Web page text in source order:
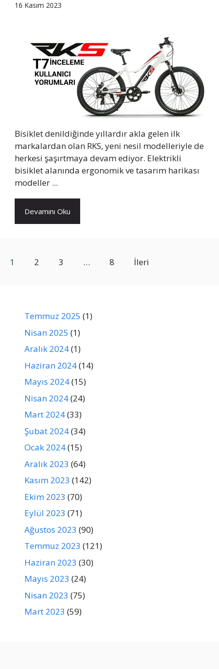
16 Kasım 2023
Bisiklet denildiğinde yıllardır akla gelen ilk
markalardan olan RKS, yeni nesil modelleriyle de
herkesi şaşırtmaya devam ediyor. Elektrikli
bisiklet alanında ergonomik ve tasarım harikası
modeller ...
Devamını Oku
1 2 3 … 8 İleri
Temmuz 2025 (1)
Nisan 2025 (1)
Aralık 2024(1)
Haziran 2024(14)
Mayıs 2024(15)
Nisan 2024(24)
Mart 2024(33)
Şubat 2024(34)
Ocak 2024(15)
Aralık 2023 (64)
Kasım 2023 (142)
Ekim 2023 (70)
Eylül 2023 (71)
Ağustos 2023 (90)
Temmuz 2023 (121)
Haziran 2023 (30)
Mayıs 2023 (24)
Nisan 2023 (75)
Mart 2023 (59)